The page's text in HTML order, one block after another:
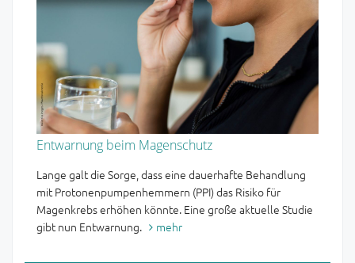
Entwarnung beim Magenschutz
Lange galt die Sorge, dass eine dauerhafte Behandlung
mit Protonenpumpenhemmern (PPI) das Risiko für
Magenkrebs erhöhen könnte. Eine große aktuelle Studie
gibt nun Entwarnung.
mehr